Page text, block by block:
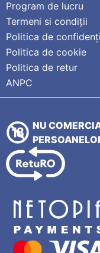
Program de lucru
Termeni si condiții
Politica de
Politica de cookie
Politica de retur
ANPC
NU